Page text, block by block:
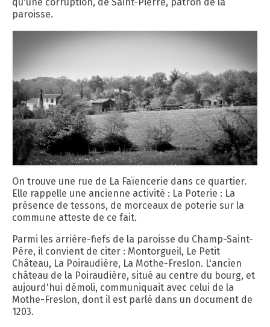
qu'une corruption, de Saint-Pierre, patron de la
paroisse.
On trouve une rue de La Faïencerie dans ce quartier.
Elle rappelle une ancienne activité : La Poterie : La
présence de tessons, de morceaux de poterie sur la
commune atteste de ce fait.
Parmi les arrière-fiefs de la paroisse du Champ-Saint-
Père, il convient de citer : Montorgueil, Le Petit
Château, La Poiraudière, La Mothe-Freslon. L'ancien
château de la Poiraudière, situé au centre du bourg, et
aujourd'hui démoli, communiquait avec celui de la
Mothe-Freslon, dont il est parlé dans un document de
1203.